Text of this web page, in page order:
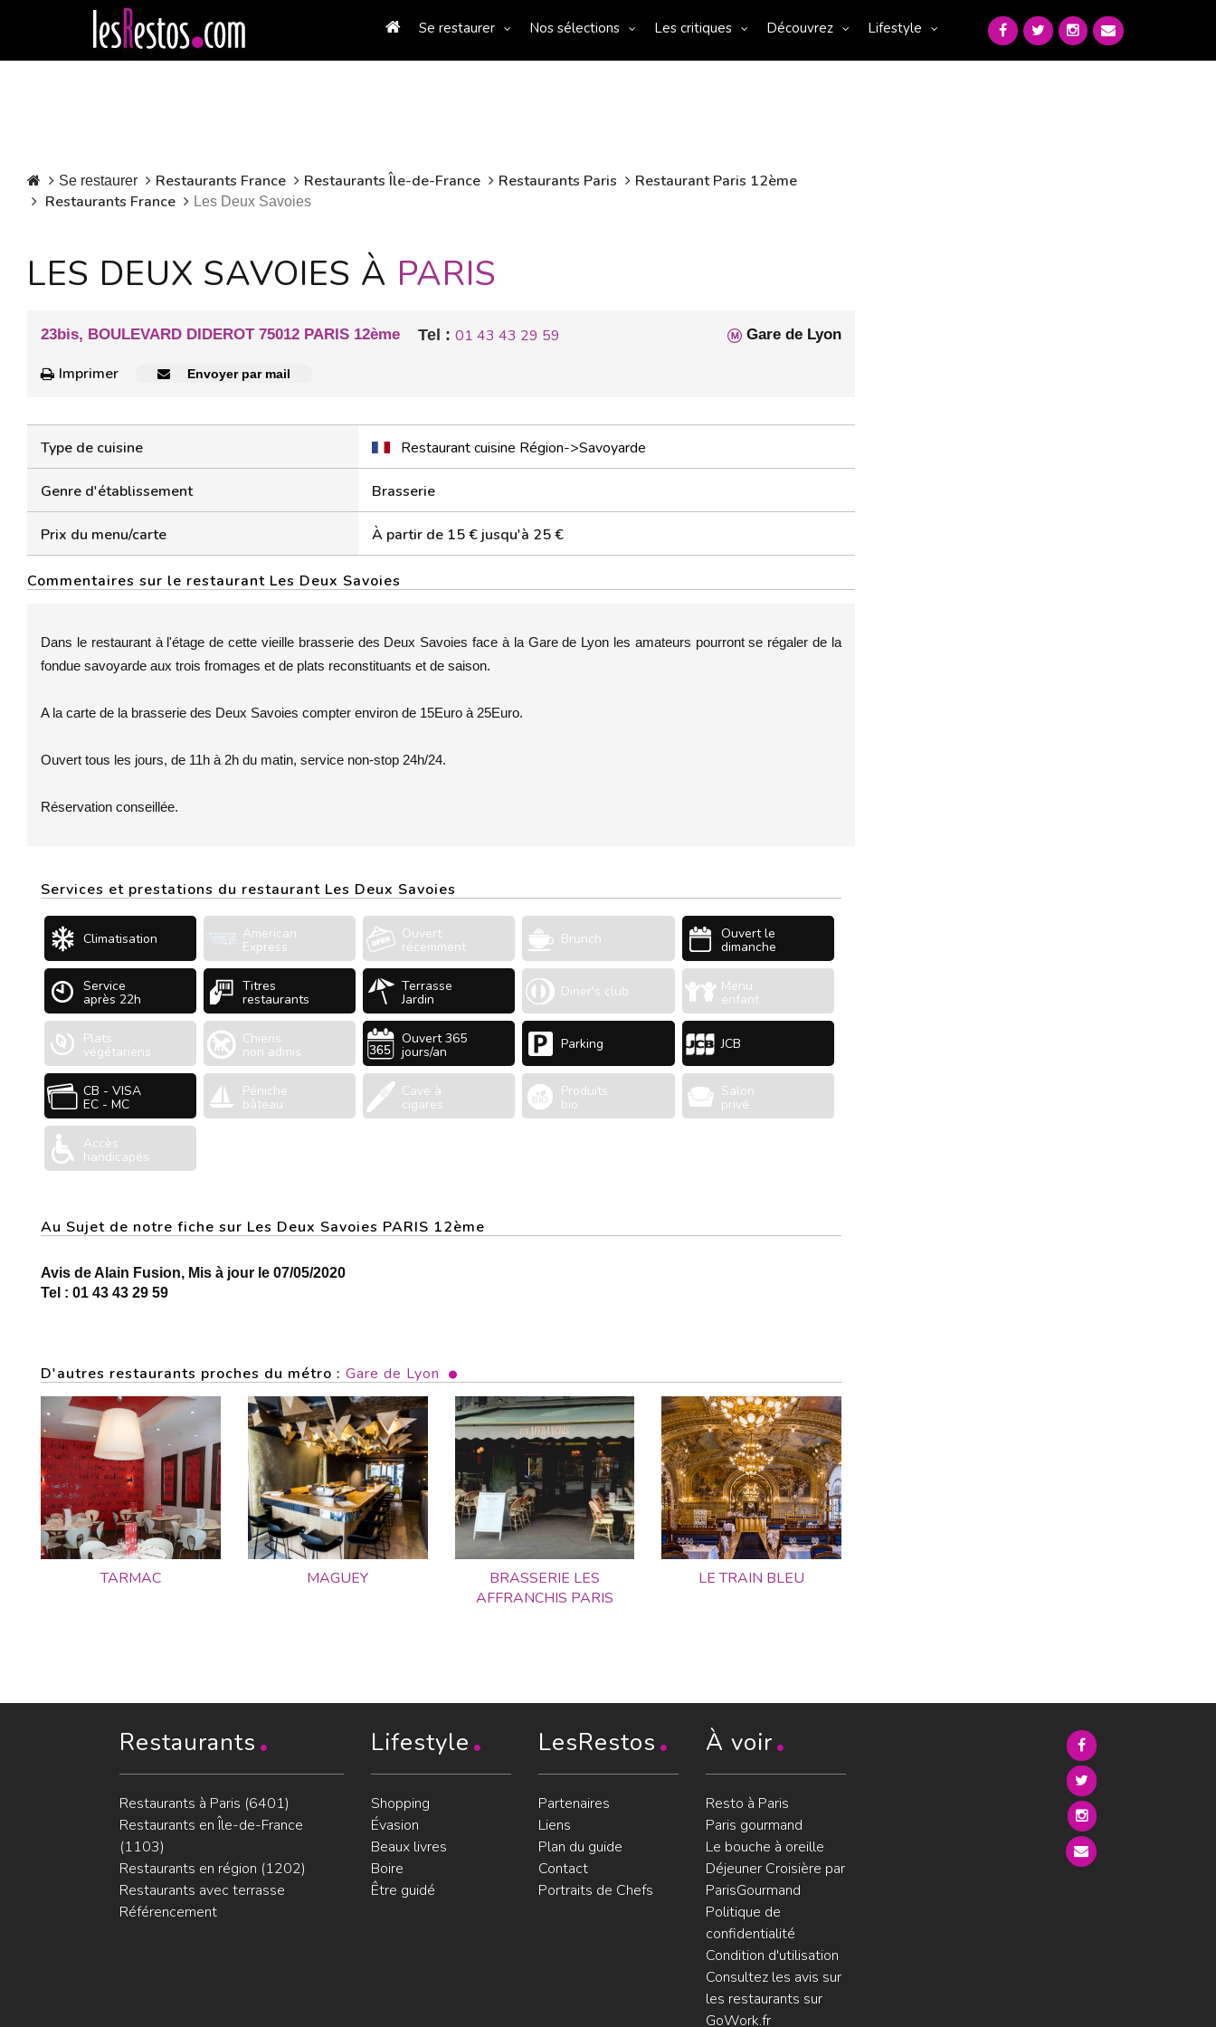
Se restaurer Nos sélections Les critiques Découvrez Lifestyle
Se restaurer Restaurants France Restaurants Île-de-France Restaurants Paris
Restaurant Paris 12ème
Restaurants France
Les Deux Savoies
LES DEUX SAVOIES À PARIS
23bis, BOULEVARD DIDEROT 75012 PARIS 12ème Gare de Lyon
Tel : 01 43 43 29 59
Imprimer
Envoyer par mail
Type de cuisine Restaurant cuisine Région->Savoyarde
Genre d'établissement Brasserie
Prix du menu/carte À partir de 15 € jusqu'à 25 €
Commentaires sur le restaurant Les Deux Savoies
Dans le restaurant à l'étage de cette vieille brasserie des Deux Savoies face à la Gare de Lyon les amateurs pourront se régaler de la
fondue savoyarde aux trois fromages et de plats reconstituants et de saison.
A la carte de la brasserie des Deux Savoies compter environ de 15Euro à 25Euro.
Ouvert tous les jours, de 11h à 2h du matin, service non-stop 24h/24.
Réservation conseillée.
Services et prestations du restaurant Les Deux Savoies
Climatisation American
Express
Ouvert
récemment Brunch Ouvert le
dimanche
Service
après 22h
Titres
restaurants
Terrasse
Jardin Diner's club Menu
enfant
Plats
végétariens
Chiens
non admis
Ouvert 365
jours/an Parking JCB
CB - VISA
EC - MC
Péniche
bâteau
Cave à
cigares
Produits
bio
Salon
privé
Accès
handicapés
Au Sujet de notre fiche sur Les Deux Savoies PARIS 12ème
Avis de Alain Fusion, Mis à jour le 07/05/2020
Tel : 01 43 43 29 59
D'autres restaurants proches du métro : Gare de Lyon
TARMAC MAGUEY
BRASSERIE LES
AFFRANCHIS PARIS
LE TRAIN BLEU
Restaurants
Restaurants à Paris (6401)
Restaurants en Île-de-France
(1103)
Restaurants en région (1202)
Restaurants avec terrasse
Référencement
Lifestyle
Shopping
Évasion
Beaux livres
Boire
Être guidé
LesRestos
Partenaires
Liens
Plan du guide
Contact
Portraits de Chefs
À voir
Resto à Paris
Paris gourmand
Le bouche à oreille
Déjeuner Croisière par
ParisGourmand
Politique de
confidentialité
Condition d'utilisation
Consultez les avis sur
les restaurants sur
GoWork.fr